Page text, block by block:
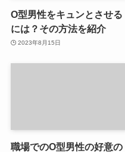
O型男性をキュンとさせる
には？その方法を紹介
2023年8月15日
職場でのO型男性の好意の